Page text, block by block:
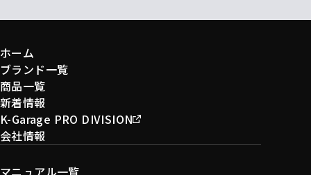
ホーム
ブランド一覧
商品一覧
新着情報
K-Garage PRO DIVISION
会社情報
マニュアル一覧